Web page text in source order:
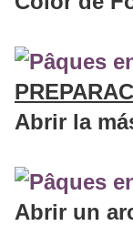
Abrir la
Abrir un